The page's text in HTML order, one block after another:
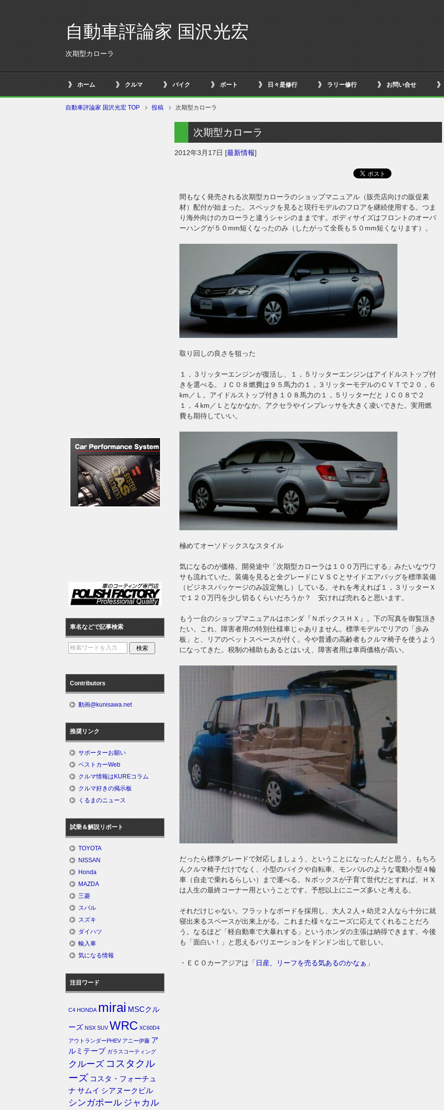
自動車評論家 国沢光宏
次期型カローラ
ホーム クルマ バイク ボート 日々是修行 ラリー修行 お問い合せ
自動車評論家 国沢光宏 TOP 投稿 次期型カローラ
次期型カローラ
2012年3月17日 [最新情報]
間もなく発売される次期型カローラのショップマニュアル（販売店向けの販促素
材）配付が始まった。スペックを見ると現行モデルのフロアを継続使用する。つま
り海外向けのカローラと違うシャシのままです。ボディサイズはフロントのオーバ
ーハングが５０mm短くなったのみ（したがって全長も５０mm短くなります）。
取り回しの良さを狙った
１，３リッターエンジンが復活し、１，５リッターエンジンはアイドルストップ付
きを選べる。ＪＣ０８燃費は９５馬力の１，３リッターモデルのＣＶＴで２０，６
km／Ｌ。アイドルストップ付き１０８馬力の１，５リッターだとＪＣ０８で２
１，４km／Ｌとなかなか。アクセラやインプレッサを大きく凌いできた。実用燃
費も期待していい。
極めてオーソドックスなスタイル
気になるのが価格。開発途中「次期型カローラは１００万円にする」みたいなウワ
サも流れていた。装備を見ると全グレードにＶＳＣとサイドエアバッグを標準装備
（ビジネスパッケージのみ設定無し）している。それを考えれば１，３リッターＸ
で１２０万円を少し切るくらいだろうか？ 安ければ売れると思います。
もう一台のショップマニュアルはホンダ『ＮボックスＨＸ』。下の写真を御覧頂き
たい。これ、障害者用の特別仕様車じゃありません。標準モデルでリアの「歩み
板」と、リアのベットスペースが付く。今や普通の高齢者もクルマ椅子を使うよう
になってきた。税制の補助もあるとはいえ、障害者用は車両価格が高い。
だったら標準グレードで対応しましょう、ということになったんだと思う。もちろ
んクルマ椅子だけでなく、小型のバイクや自転車、モンパルのような電動小型４輪
車（自走で乗れるらしい）まで運べる。Ｎボックスが子育て世代だとすれば、ＨＸ
は人生の最終コーナー用ということです。予想以上にニーズ多いと考える。
それだけじゃない。フラットなボードを採用し、大人２人＋幼児２人なら十分に就
寝出来るスペースが出来上がる。これまた様々なニーズに応えてくれることだろ
う。なるほど「軽自動車で大暴れする」というホンダの主張は納得できます。今後
も「面白い！」と思えるバリエーションをドンドン出して欲しい。
・ＥＣＯカーアジアは「 日産、リーフを売る気あるのかなぁ 」
車名などで記事検索
Contributors
動画@kunisawa.net
推奨リンク
サポーターお願い
ベストカーWeb
クルマ情報はKUREコラム
クルマ好きの掲示板
くるまのニュース
試乗＆解説リポート
TOYOTA
NISSAN
Honda
MAZDA
三菱
スバル
スズキ
ダイハツ
輸入車
気になる情報
注目ワード
C4 HONDA mirai MSCクル
ーズ NSX SUV WRC XC60D4
アウトランダーPHEV アニー伊藤 ア
ルミテープ ガラスコーティング
クルーズ コスタクル
ーズ コスタ・フォーチュ
ナ サムイ シアヌークビル
シンガポール ジャカル